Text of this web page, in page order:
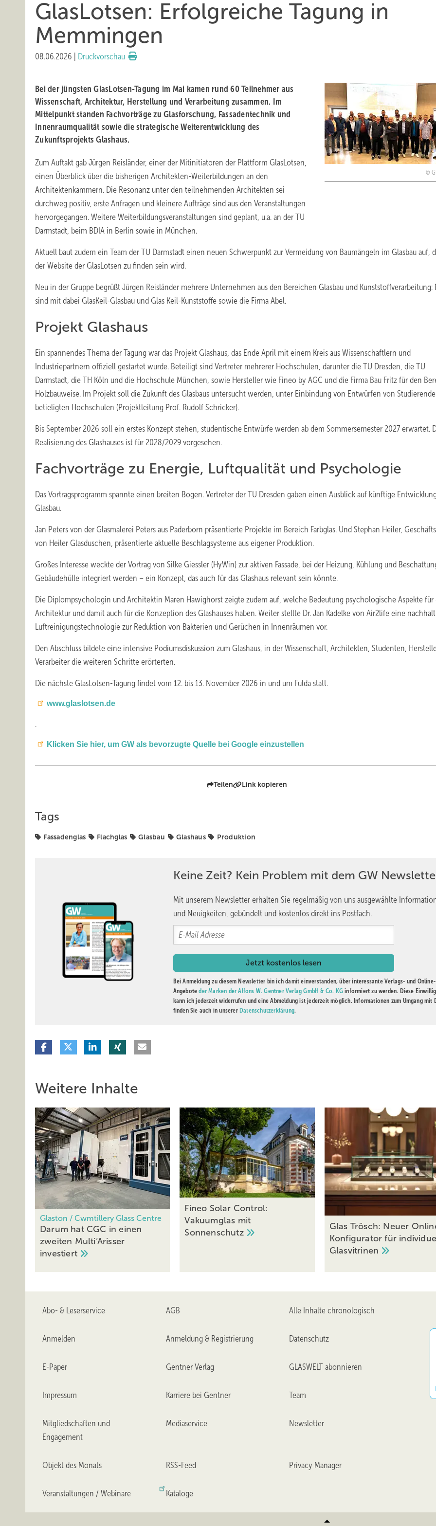
GlasLotsen: Erfolgreiche Tagung in
Memmingen
08.06.2026 Druckvorschau
Bei der jüngsten GlasLotsen-Tagung im Mai kamen rund 60 Teilnehmer aus
Wissenschaft, Architektur, Herstellung und Verarbeitung zusammen. Im
Mittelpunkt standen Fachvorträge zu Glasforschung, Fassadentechnik und
Innenraumqualität sowie die strategische Weiterentwicklung des
Zukunftsprojekts Glashaus.
Zum Auftakt gab Jürgen Reisländer, einer der Mitinitiatoren der Plattform GlasLotsen,
einen Überblick über die bisherigen Architekten-Weiterbildungen an den
Architektenkammern. Die Resonanz unter den teilnehmenden Architekten sei
durchweg positiv, erste Anfragen und kleinere Aufträge sind aus den Veranstaltungen
hervorgegangen. Weitere Weiterbildungsveranstaltungen sind geplant, u.a. an der TU
Darmstadt, beim BDIA in Berlin sowie in München.
Aktuell baut zudem ein Team der TU Darmstadt einen neuen Schwerpunkt zur Vermeidung von Baumängeln im Glasbau auf,
der Website der GlasLotsen zu finden sein wird.
Neu in der Gruppe begrüßt Jürgen Reisländer mehrere Unternehmen aus den Bereichen Glasbau und Kunststoffverarbeitung:
sind mit dabei GlasKeil-Glasbau und Glas Keil-Kunststoffe sowie die Firma Abel.
Projekt Glashaus
Ein spannendes Thema der Tagung war das Projekt Glashaus, das Ende April mit einem Kreis aus Wissenschaftlern und
Industriepartnern offiziell gestartet wurde. Beteiligt sind Vertreter mehrerer Hochschulen, darunter die TU Dresden, die TU
Darmstadt, die TH Köln und die Hochschule München, sowie Hersteller wie Fineo by AGC und die Firma Bau Fritz für den
Holzbauweise. Im Projekt soll die Zukunft des Glasbaus untersucht werden, unter Einbindung von Entwürfen von
betieligten Hochschulen (Projektleitung Prof. Rudolf Schricker).
Bis September 2026 soll ein erstes Konzept stehen, studentische Entwürfe werden ab dem Sommersemester 2027 erwartet.
Realisierung des Glashauses ist für 2028/2029 vorgesehen.
Fachvorträge zu Energie, Luftqualität und Psychologie
Das Vortragsprogramm spannte einen breiten Bogen. Vertreter der TU Dresden gaben einen Ausblick auf künftige
Glasbau.
Jan Peters von der Glasmalerei Peters aus Paderborn präsentierte Projekte im Bereich Farbglas. Und Stephan Heiler,
von Heiler Glasduschen, präsentierte aktuelle Beschlagsysteme aus eigener Produktion.
Großes Interesse weckte der Vortrag von Silke Giessler (HyWin) zur aktiven Fassade, bei der Heizung, Kühlung und
Gebäudehülle integriert werden – ein Konzept, das auch für das Glashaus relevant sein könnte.
Die Diplompsychologin und Architektin Maren Hawighorst zeigte zudem auf, welche Bedeutung psychologische Aspekte für
Architektur und damit auch für die Konzeption des Glashauses haben. Weiter stellte Dr. Jan Kadelke von Air2life eine
Luftreinigungstechnologie zur Reduktion von Bakterien und Gerüchen in Innenräumen vor.
Den Abschluss bildete eine intensive Podiumsdiskussion zum Glashaus, in der Wissenschaft, Architekten, Studenten,
Verarbeiter die weiteren Schritte erörterten.
Die nächste GlasLotsen-Tagung findet vom 12. bis 13. November 2026 in und um Fulda statt.
www.glaslotsen.de
.
Klicken Sie hier, um GW als bevorzugte Quelle bei Google einzustellen
Teilen Link kopieren
Tags
Fassadenglas Flachglas Glasbau Glashaus Produktion
Keine Zeit? Kein Problem mit dem GW
Mit unserem Newsletter erhalten Sie regelmäßig von uns ausgewählte
und Neuigkeiten, gebündelt und kostenlos direkt ins Postfach.
Bei Anmeldung zu diesem Newsletter bin ich damit einverstanden, über interessante Verlags- und Online-
Angeboteder Marken der Alfons W. Gentner Verlag GmbH & Co. KG informiert zu werden. Diese
kann ich jederzeit widerrufen und eine Abmeldung ist jederzeit möglich. Informationen zum Umgang mit
finden Sie auch in unserer Datenschutzerklärung.
Weitere Inhalte
Glaston / Cwmtillery Glass Centre
Darum hat CGC in einen
zweiten Multi‘Arisser
investiert
Fineo Solar Control:
Vakuumglas mit
Sonnenschutz
Glas Trösch: Neuer
Konfigurator für
Glasvitrinen
Abo- & Leserservice AGB Alle Inhalte chronologisch
Anmelden Anmeldung & Registrierung Datenschutz
E-Paper Gentner Verlag GLASWELT abonnieren
Impressum Karriere bei Gentner Team
Mitgliedschaften und
Engagement
Mediaservice Newsletter
Objekt des Monats RSS-Feed Privacy Manager
Veranstaltungen / Webinare Kataloge